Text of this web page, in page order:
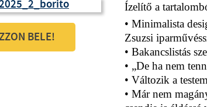
BELE!
Ízelítő a
• Minimalista
Zsuzsi
• Bakancslistás
• „De ha nem
• Változik a
• Már nem